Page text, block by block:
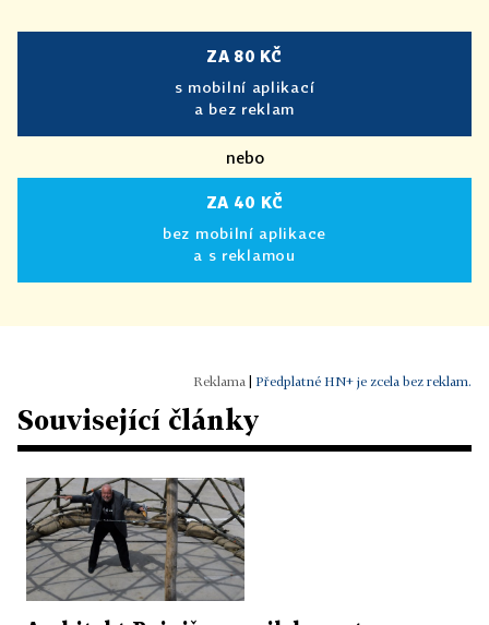
ZA 80 KČ
s mobilní aplikací
a bez reklam
nebo
ZA 40 KČ
bez mobilní aplikace
a s reklamou
Předplatné HN+ je zcela bez reklam.
Související články